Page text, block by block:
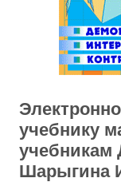
учебнику
учебникам
Шарыгина